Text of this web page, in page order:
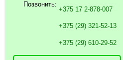
Позвонить:
+375 17 2-878-007
+375 (29) 321-52-13
+375 (29) 610-29-52